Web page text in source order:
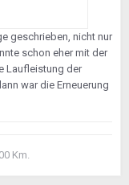
geschrieben, nicht nur
schon eher mit der
Laufleistung der
war die Erneuerung
Km.